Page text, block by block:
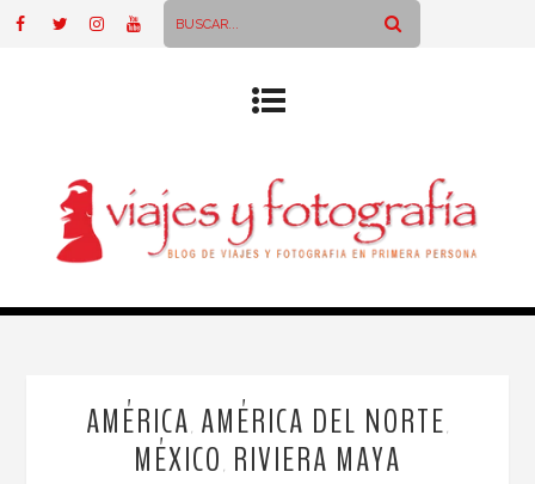
AMÉRICA AMÉRICA DEL NORTE
MÉXICO RIVIERA MAYA